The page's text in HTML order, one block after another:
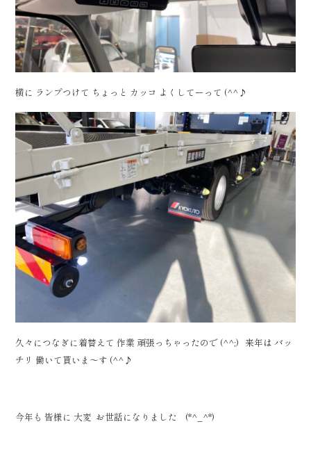
横に ランプつけて ちょっと カッコ よくしてーって (^^♪
久々につなぎに着替えて 作業 頑張っちゃったので (^^;) 来年は バッ
チリ 働いて貰いま～す (^^♪
今年も 皆様に 大変 お世話になりました (*^_^*)